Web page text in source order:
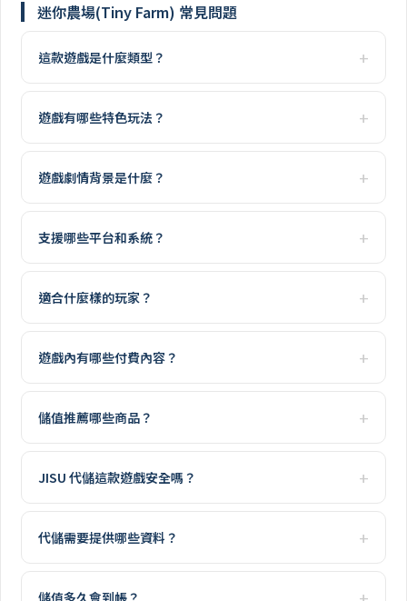
迷你農場(Tiny Farm) 常見問題
這款遊戲是什麼類型？
遊戲有哪些特色玩法？
遊戲劇情背景是什麼？
支援哪些平台和系統？
適合什麼樣的玩家？
遊戲內有哪些付費內容？
儲值推薦哪些商品？
JISU 代儲這款遊戲安全嗎？
代儲需要提供哪些資料？
儲值多久會到帳？